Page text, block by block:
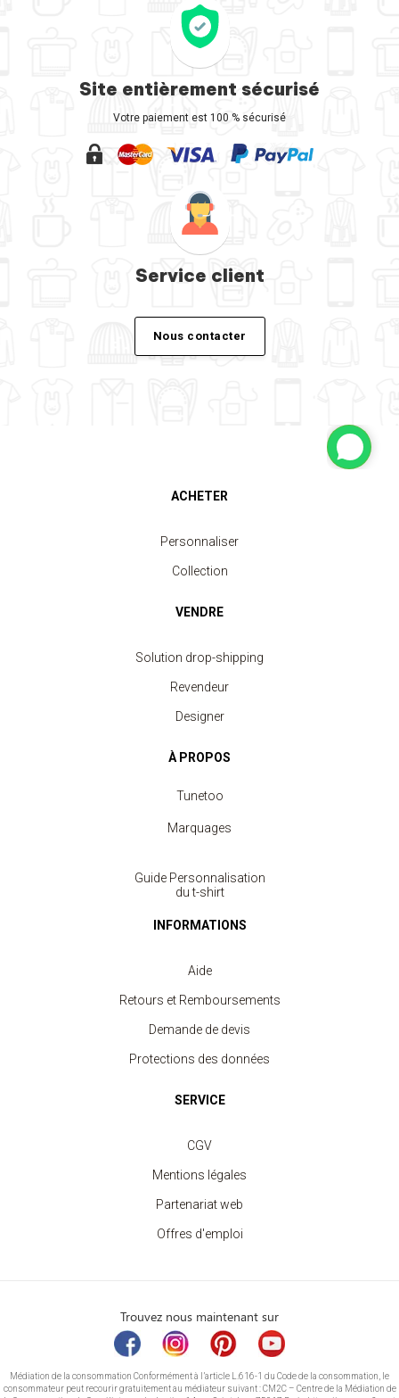
Site entièrement sécurisé
Votre paiement est 100 % sécurisé
Service client
Nous contacter
ACHETER
Personnaliser
Collection
VENDRE
Solution drop-shipping
Revendeur
Designer
À PROPOS
Tunetoo
Marquages
Guide Personnalisation
du t-shirt
INFORMATIONS
Aide
Retours et Remboursements
Demande de devis
Protections des données
SERVICE
CGV
Mentions légales
Partenariat web
Offres d'emploi
Trouvez nous maintenant sur
Médiation de la consommation Conformément à l’article L.616-1 du Code de la consommation, le
consommateur peut recourir gratuitement au médiateur suivant : CM2C – Centre de la Médiation de